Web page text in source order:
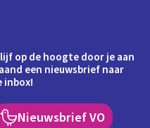
op de hoogte door je aan
een nieuwsbrief naar
inbox!
Nieuwsbrief VO